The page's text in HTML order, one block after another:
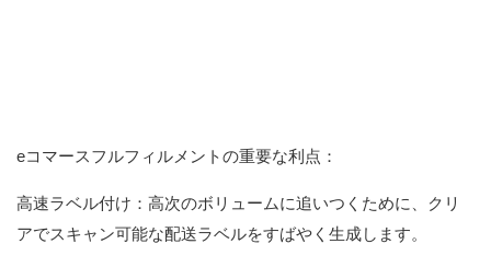
eコマースフルフィルメントの重要な利点：
高速ラベル付け：高次のボリュームに追いつくために、クリ
アでスキャン可能な配送ラベルをすばやく生成します。